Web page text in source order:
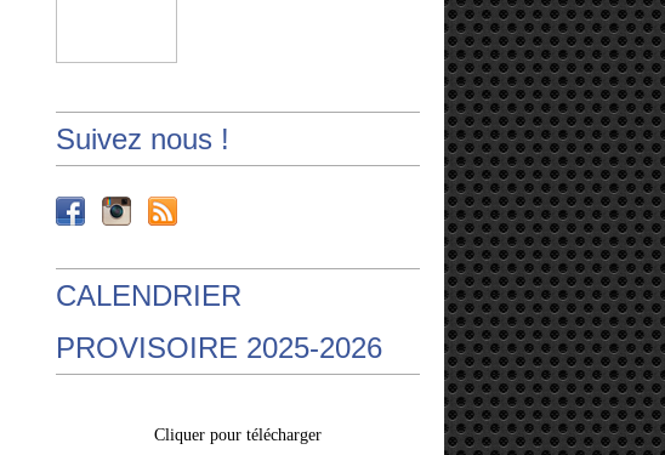
Suivez nous !
CALENDRIER
PROVISOIRE 2025-2026
Cliquer pour télécharger